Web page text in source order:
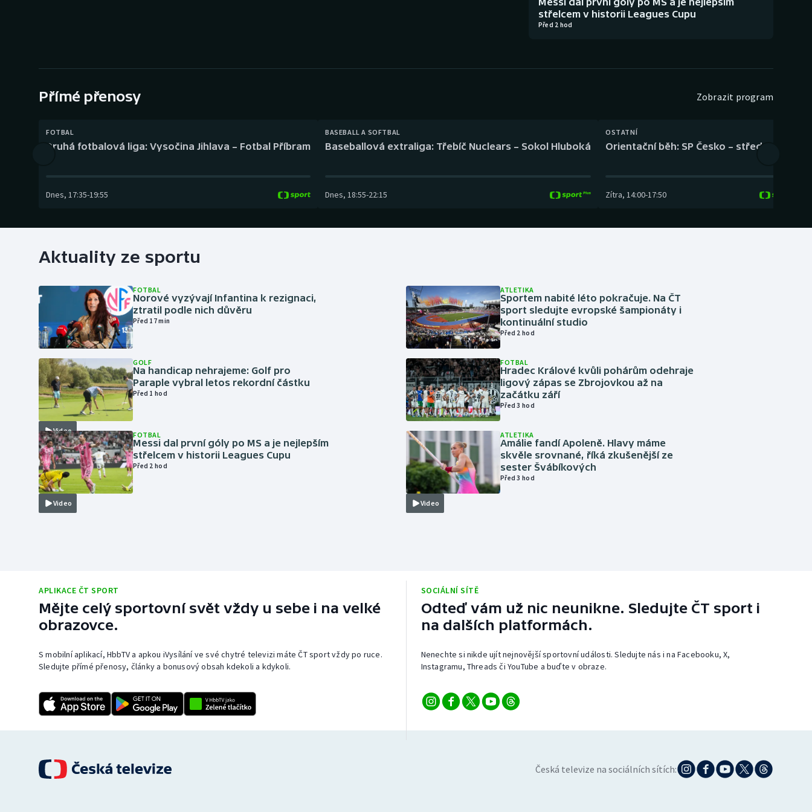
Gymnastika Plážový volejbal
střelcem v historii Leagues Cupu
Před 2 hod
Přímé přenosy Zobrazit program
FOTBAL
Druhá fotbalová liga: Vysočina Jihlava – Fotbal Příbram
Dnes, 17:35-19:55
BASEBALL A SOFTBAL
Baseballová extraliga: Třebíč Nuclears – Sokol Hluboká
Dnes, 18:55-22:15
OSTATNÍ
Orientační běh: SP Česko – střední trať
Zítra, 14:00-17:50
Aktuality ze sportu
FOTBAL
Norové vyzývají Infantina k rezignaci,
ztratil podle nich důvěru
Před 17 min
Video
GOLF
Na handicap nehrajeme: Golf pro
Paraple vybral letos rekordní částku
Před 1 hod
Video
FOTBAL
Messi dal první góly po MS a je nejlepším
střelcem v historii Leagues Cupu
Před 2 hod
ATLETIKA
Sportem nabité léto pokračuje. Na ČT
sport sledujte evropské šampionáty i
kontinuální studio
Před 2 hod
FOTBAL
Hradec Králové kvůli pohárům odehraje
ligový zápas se Zbrojovkou až na
začátku září
Před 3 hod
Video
ATLETIKA
Amálie fandí Apoleně. Hlavy máme
skvěle srovnané, říká zkušenější ze
sester Švábíkových
Před 3 hod
APLIKACE ČT SPORT
Mějte celý sportovní svět vždy u sebe i na velké
obrazovce.
S mobilní aplikací, HbbTV a apkou iVysílání ve své chytré televizi máte ČT sport vždy po ruce.
Sledujte přímé přenosy, články a bonusový obsah kdekoli a kdykoli.
SOCIÁLNÍ SÍTĚ
Odteď vám už nic neunikne. Sledujte ČT sport i
na dalších platformách.
Nenechte si nikde ujít nejnovější sportovní události. Sledujte nás i na Facebooku, X,
Instagramu, Threads či YouTube a buďte v obraze.
Česká televize na sociálních sítích: